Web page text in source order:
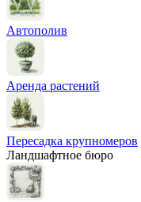
Автополив
Аренда растений
Пересадка крупномеров
Ландшафтное бюро